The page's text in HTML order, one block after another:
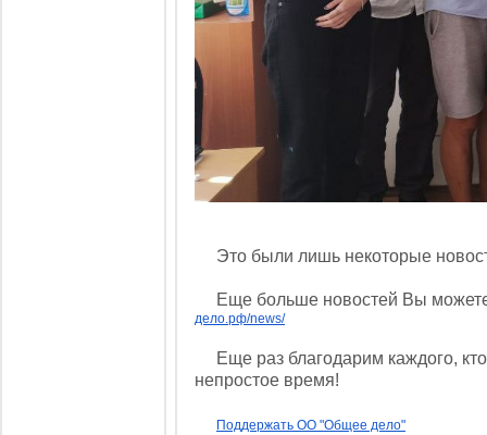
Это были лишь некоторые
Еще больше новостей Вы
дело.рф/news/
Еще раз благодарим каждого,
непростое время!
Поддержать ОО "Общее дело"